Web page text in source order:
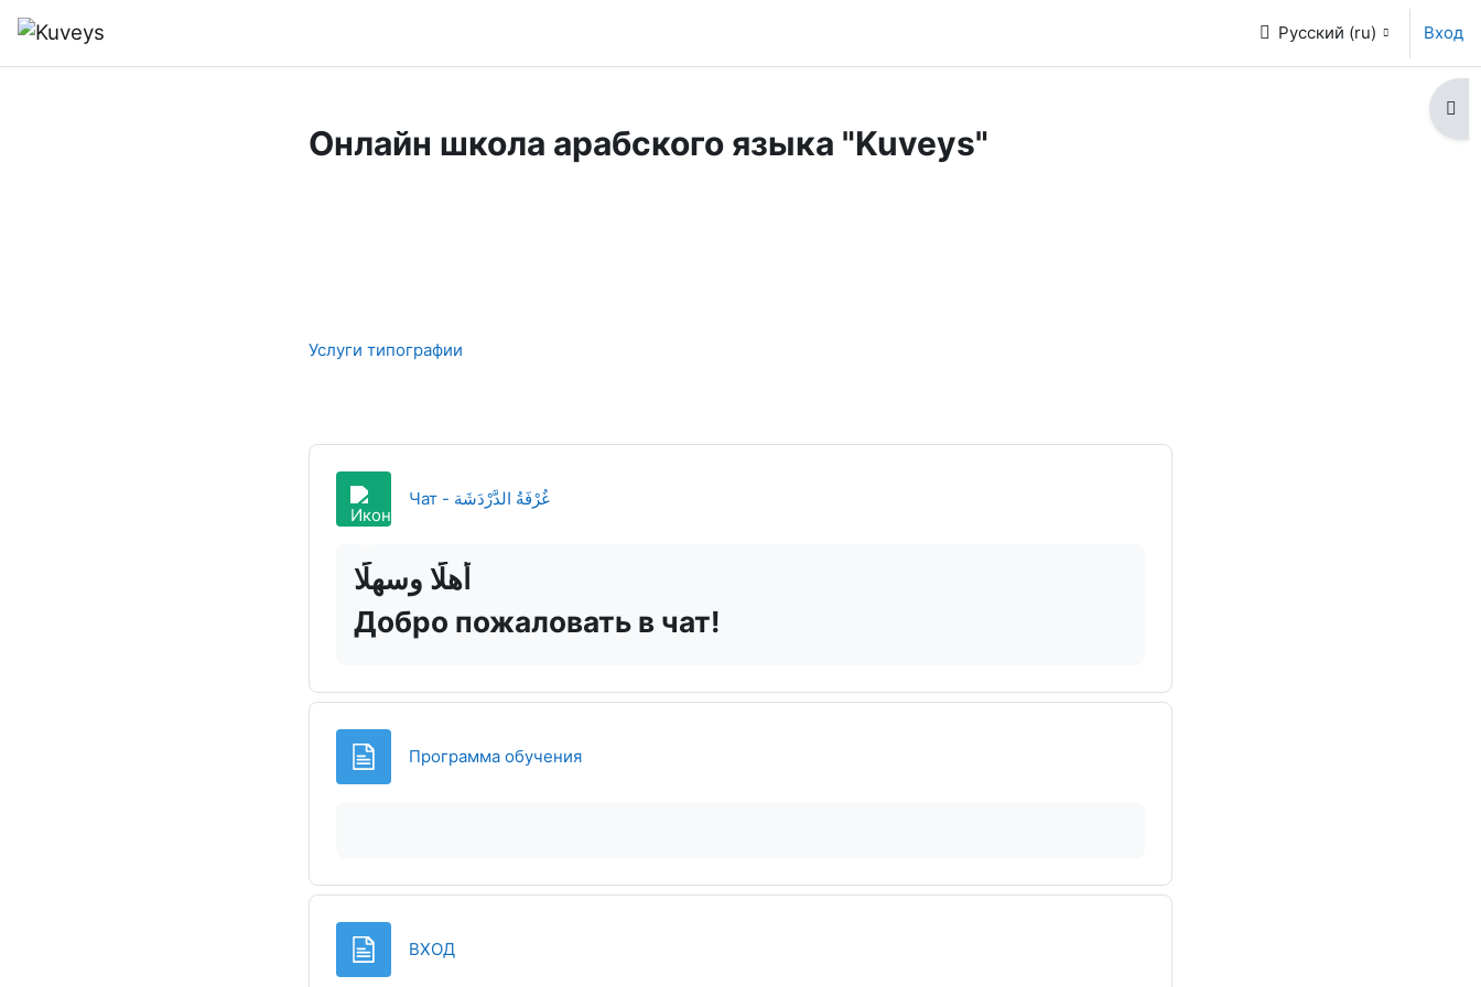
Русский ‎(ru)‎ Вход
Онлайн школа арабского языка "Kuveys"
Услуги типографии
Чат - غُرْفَةُ الدَّرْدَشَة
أهلًا وسهلًا
Добро пожаловать в чат!
Программа обученияСтраница
ВХОД